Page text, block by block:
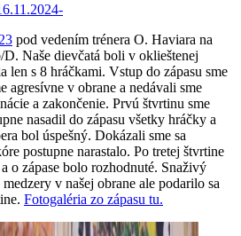
pod vedením trénera O. Haviara na
Naše dievčatá boli v oklieštenej
len s 8 hráčkami. Vstup do zápasu sme
agresívne v obrane a nedávali sme
a zakončenie. Prvú štvrtinu sme
nasadil do zápasu všetky hráčky a
bol úspešný. Dokázali sme sa
postupne narastalo. Po tretej štvrtine
o zápase bolo rozhodnuté. Snaživý
v našej obrane ale podarilo sa
Fotogaléria zo zápasu tu.